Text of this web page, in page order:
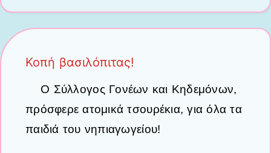
Κοπή βασιλόπιτας!
Ο Σύλλογος Γονέων και Κηδεμόνων,
πρόσφερε ατομικά τσουρέκια, για όλα τα
παιδιά του νηπιαγωγείου!